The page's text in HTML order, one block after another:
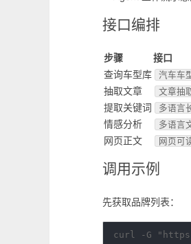
接口编排
步骤 接口
查询车型库
汽车车
抽取文章
文章抽
提取关键词
多语言
情感分析
多语言
网页正文
网页可
调用示例
先获取品牌列表：
curl -G